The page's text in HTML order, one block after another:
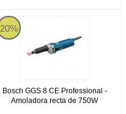
recta de 1.200W
20%
Bosch GGS 8 CE Professional -
Amoladora recta de 750W
GGS 8 CE Professional -